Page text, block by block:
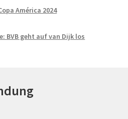
América 2024
BVB geht auf van Dijk los